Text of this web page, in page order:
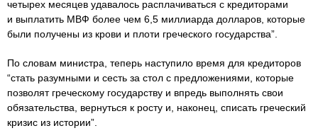
четырех месяцев удавалось расплачиваться с кредиторами
и выплатить МВФ более чем 6,5 миллиарда долларов, которые
были получены из крови и плоти греческого государства”.
По словам министра, теперь наступило время для кредиторов
“стать разумными и сесть за стол с предложениями, которые
позволят греческому государству и впредь выполнять свои
обязательства, вернуться к росту и, наконец, списать греческий
кризис из истории”.